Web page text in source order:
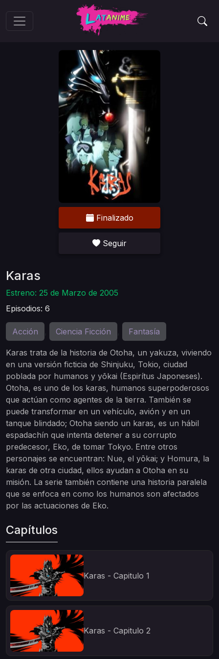
Finalizado
Seguir
Karas
Estreno: 25 de Marzo de 2005
Episodios: 6
Acción Ciencia Ficción Fantasía
Karas trata de la historia de Otoha, un yakuza, viviendo
en una versión ficticia de Shinjuku, Tokio, ciudad
poblada por humanos y yōkai (Espirítus Japoneses).
Otoha, es uno de los karas, humanos superpoderosos
que actúan como agentes de la tierra. También se
puede transformar en un vehículo, avión y en un
tanque blindado; Otoha siendo un karas, es un hábil
espadachín que intenta detener a su corrupto
predecesor, Eko, de tomar Tokyo. Entre otros
personajes se encuentran: Nue, el yōkai; y Homura, la
karas de otra ciudad, ellos ayudan a Otoha en su
misión. La serie también contiene una historia paralela
que se enfoca en como los humanos son afectados
por las actuaciones de Eko.
Capítulos
Karas - Capitulo 1
Karas - Capitulo 2